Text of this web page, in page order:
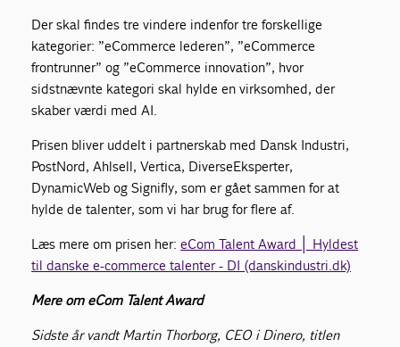
Der skal findes tre vindere indenfor tre forskellige
kategorier: ”eCommerce lederen”, ”eCommerce
frontrunner” og ”eCommerce innovation”, hvor
sidstnævnte kategori skal hylde en virksomhed, der
skaber værdi med AI.
Prisen bliver uddelt i partnerskab med Dansk Industri,
PostNord, Ahlsell, Vertica, DiverseEksperter,
DynamicWeb og Signifly, som er gået sammen for at
hylde de talenter, som vi har brug for flere af.
Læs mere om prisen her:eCom Talent Award │ Hyldest
til danske e-commerce talenter - DI (danskindustri.dk)
Mere om eCom Talent Award
Sidste år vandt Martin Thorborg, CEO i Dinero, titlen